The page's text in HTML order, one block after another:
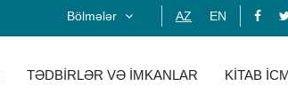
Bölmələr AZ EN
TƏDBİRLƏR VƏ İMKANLAR KİTAB